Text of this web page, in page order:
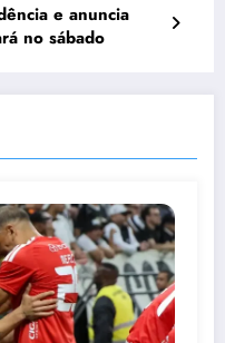
e anuncia
no sábado